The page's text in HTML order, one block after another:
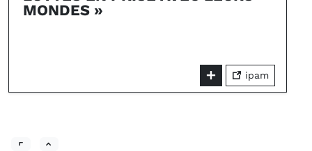
MONDES »
ipam